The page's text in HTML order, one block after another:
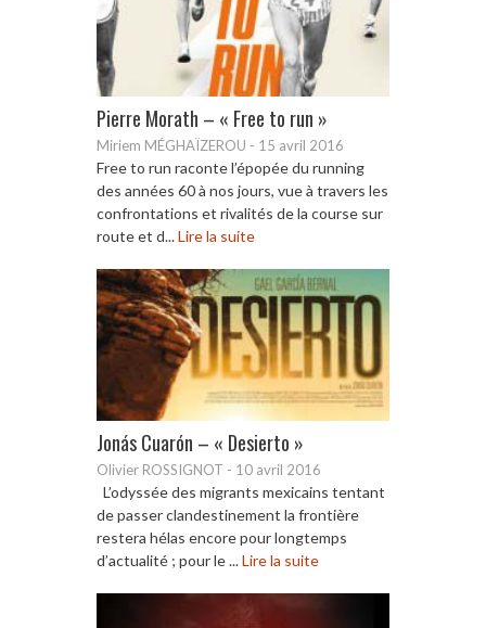
Pierre Morath – « Free to run »
Miriem MÉGHAÏZEROU - 15 avril 2016
Free to run raconte l’épopée du running
des années 60 à nos jours, vue à travers les
confrontations et rivalités de la course sur
route et d...Lire la suite
Jonás Cuarón – « Desierto »
Olivier ROSSIGNOT - 10 avril 2016
L’odyssée des migrants mexicains tentant
de passer clandestinement la frontière
restera hélas encore pour longtemps
d’actualité ; pour le ...Lire la suite